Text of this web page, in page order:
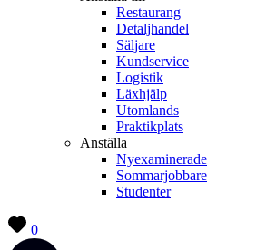
Restaurang
Detaljhandel
Säljare
Kundservice
Logistik
Läxhjälp
Utomlands
Praktikplats
Anställa
Nyexaminerade
Sommarjobbare
Studenter
0